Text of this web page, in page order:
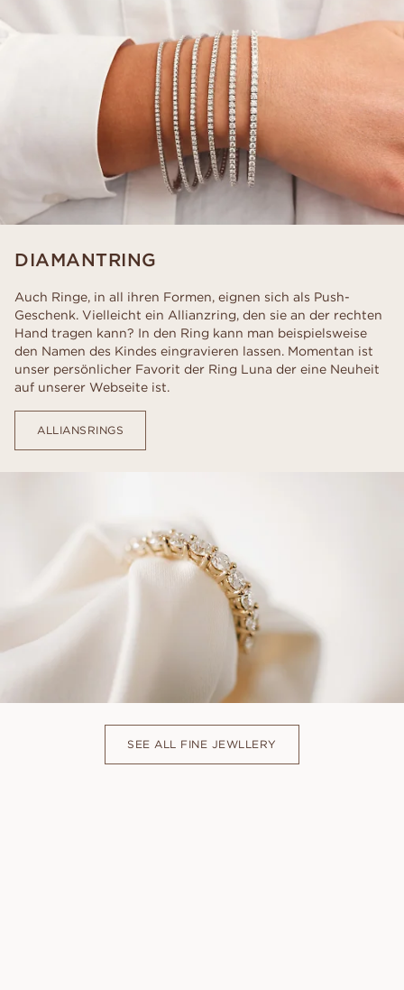
DIAMANTRING
Auch Ringe, in all ihren Formen, eignen sich als Push-
Geschenk. Vielleicht ein Allianzring, den sie an der rechten
Hand tragen kann? In den Ring kann man beispielsweise
den Namen des Kindes eingravieren lassen. Momentan ist
unser persönlicher Favorit der Ring Luna der eine Neuheit
auf unserer Webseite ist.
ALLIANSRINGS
SEE ALL FINE JEWLLERY